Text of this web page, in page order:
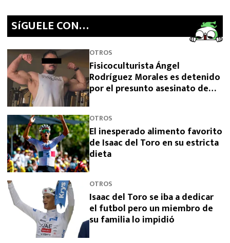
SíGUELE CON…
OTROS
Fisicoculturista Ángel
Rodríguez Morales es detenido
por el presunto asesinato de
OTROS
El inesperado alimento favorito
de Isaac del Toro en su estricta
dieta
OTROS
Isaac del Toro se iba a dedicar
el futbol pero un miembro de
su familia lo impidió